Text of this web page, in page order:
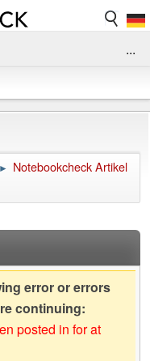
...
► Notebookcheck Artikel
error or errors
continuing:
posted in for at